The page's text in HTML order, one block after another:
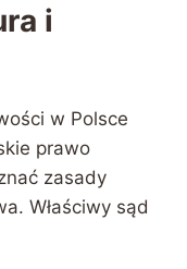
i
w Polsce
prawo
zasady
Właściwy sąd